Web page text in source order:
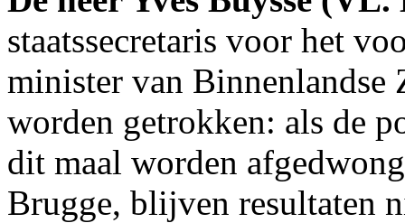
staatssecretaris voor het
minister van Binnenlandse
worden getrokken: als de
dit maal worden
Brugge, blijven resultaten